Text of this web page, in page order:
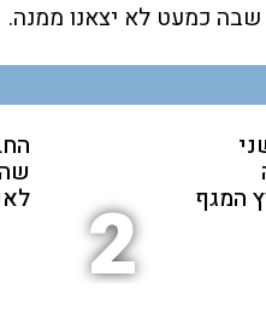
שבה כמעט לא יצאנו ממנה.
המגף 2